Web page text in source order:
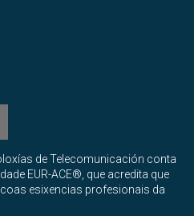
de Telecomunicación conta
EUR-ACE®, que acredita que
esixencias profesionais da